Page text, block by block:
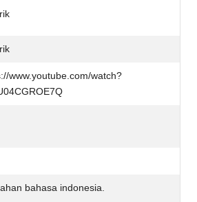
www.youtube.com/watch?
bahasa indonesia.